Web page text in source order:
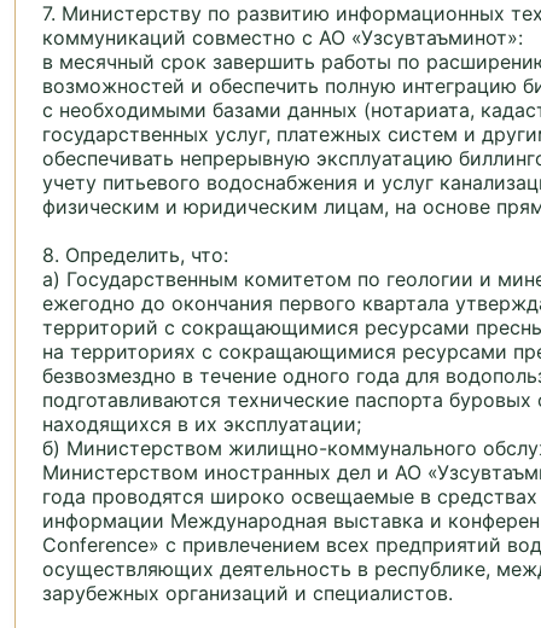
7. Министерству по развитию информационных
коммуникаций совместно с АО «Узсувтаъминот»:
в месячный срок завершить работы по
возможностей и обеспечить полную интеграцию
с необходимыми базами данных (нотариата,
государственных услуг, платежных систем и
обеспечивать непрерывную эксплуатацию
учету питьевого водоснабжения и услуг
физическим и юридическим лицам, на основе
8. Определить, что:
а) Государственным комитетом по геологии и
ежегодно до окончания первого квартала
территорий с сокращающимися ресурсами
на территориях с сокращающимися ресурсами
безвозмездно в течение одного года для
подготавливаются технические паспорта буровых
находящихся в их эксплуатации;
б) Министерством жилищно-коммунального
Министерством иностранных дел и АО
года проводятся широко освещаемые в
информации Международная выставка и
Conference» с привлечением всех предприятий
осуществляющих деятельность в республике,
зарубежных организаций и специалистов.